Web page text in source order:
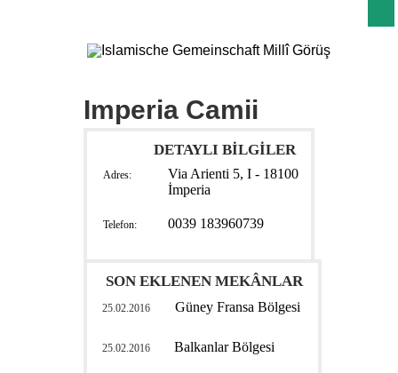
Imperia Camii
DETAYLI BİLGİLER
Adres:
Via Arienti 5, I - 18100
İmperia
Telefon: 0039 183960739
SON EKLENEN MEKÂNLAR
25.02.2016 Güney Fransa Bölgesi
25.02.2016 Balkanlar Bölgesi